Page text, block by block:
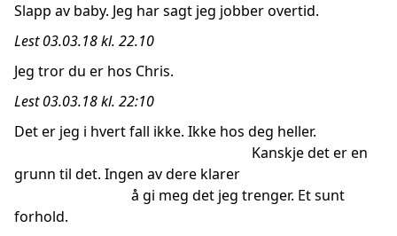
Slapp av baby. Jeg har sagt jeg jobber overtid.
Lest 03.03.18 kl. 22.10
Jeg tror du er hos Chris.
Lest 03.03.18 kl. 22:10
Det er jeg i hvert fall ikke. Ikke hos deg heller.
Kanskje det er en
grunn til det. Ingen av dere klarer
å gi meg det jeg trenger. Et sunt
forhold.